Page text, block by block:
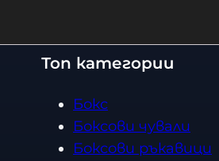
Топ категории
Бокс
Боксови чували
Боксови ръкавици